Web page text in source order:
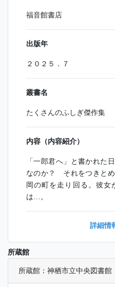
福音館書店
出版年
２０２５．７
叢書名
たくさんのふしぎ傑作集
内容（内容紹介）
「一郎君へ」と書かれた
なのか？ それをつきと
岡の町を走り回る。彼女
は…。
詳細情
所蔵館
所蔵館：神栖市立中央図書館